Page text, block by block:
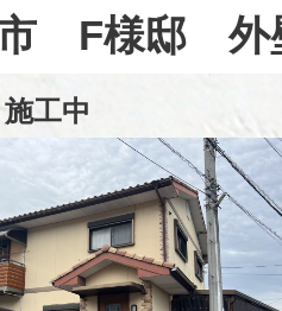
F様邸 外
工中